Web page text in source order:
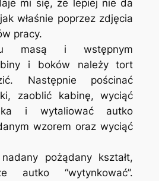
mi się, że lepiej nie da
właśnie poprzez zdjęcia
pracy.
masą i wstępnym
i boków należy tort
Następnie pościnać
zaoblić kabinę, wyciąć
i wytaliować autko
wzorem oraz wyciąć
pożądany kształt,
autko “wytynkować”.